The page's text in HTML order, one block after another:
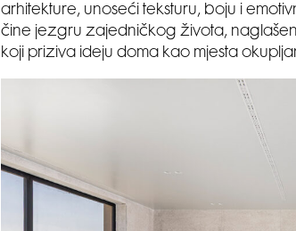
arhitekture, unoseći teksturu, boju i
čine jezgru zajedničkog života,
koji priziva ideju doma kao mjesta